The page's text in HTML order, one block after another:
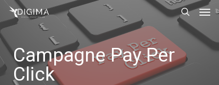
Skip
to
main
content
search
Campagne Pay Per
Click
Menu